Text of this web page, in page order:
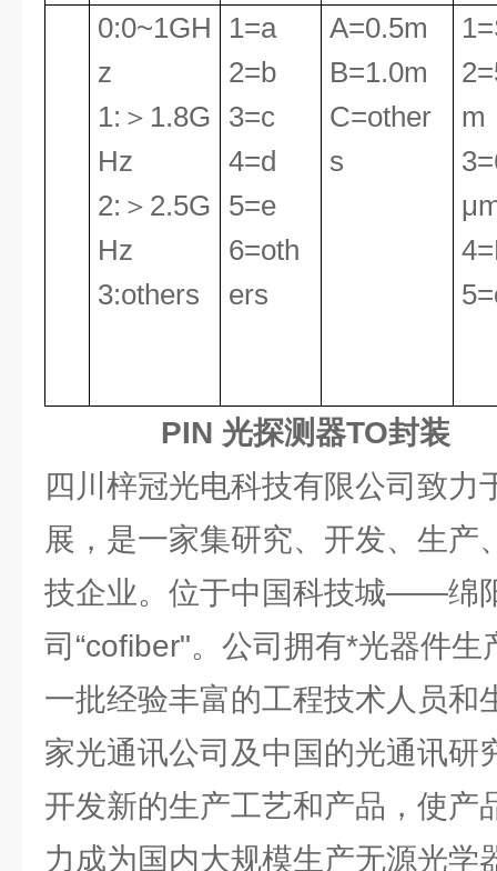
0:0~1GH
z
1: ＞ 1.8G
Hz
2: ＞ 2.5G
Hz
3:others
1=a
2=b
3=c
4=d
5=e
6=oth
ers
A=0.5m
B=1.0m
C=other
s
m
μ
PIN 光探测器TO封装
四川梓冠光电科技有限公司致力
展，是一家集研究、开发、生产
技企业。位于中国科技城——绵
司“cofiber"。公司拥有*光器件
一批经验丰富的工程技术人员和
家光通讯公司及中国的光通讯研
开发新的生产工艺和产品，使产
力成为国内大规模生产无源光学